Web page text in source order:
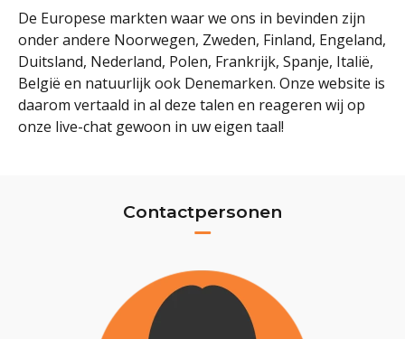
De Europese markten waar we ons in bevinden zijn
onder andere Noorwegen, Zweden, Finland, Engeland,
Duitsland, Nederland, Polen, Frankrijk, Spanje, Italië,
België en natuurlijk ook Denemarken. Onze website is
daarom vertaald in al deze talen en reageren wij op
onze live-chat gewoon in uw eigen taal!
Contactpersonen